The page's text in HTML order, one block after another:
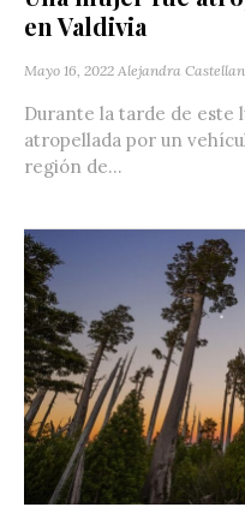
en Valdivia
Mayo 16, 2022 Alejandra
Durante la tarde de este
atropellada por un
región de...